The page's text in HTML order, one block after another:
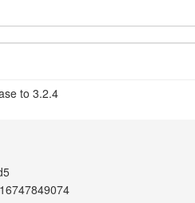
to 3.2.4